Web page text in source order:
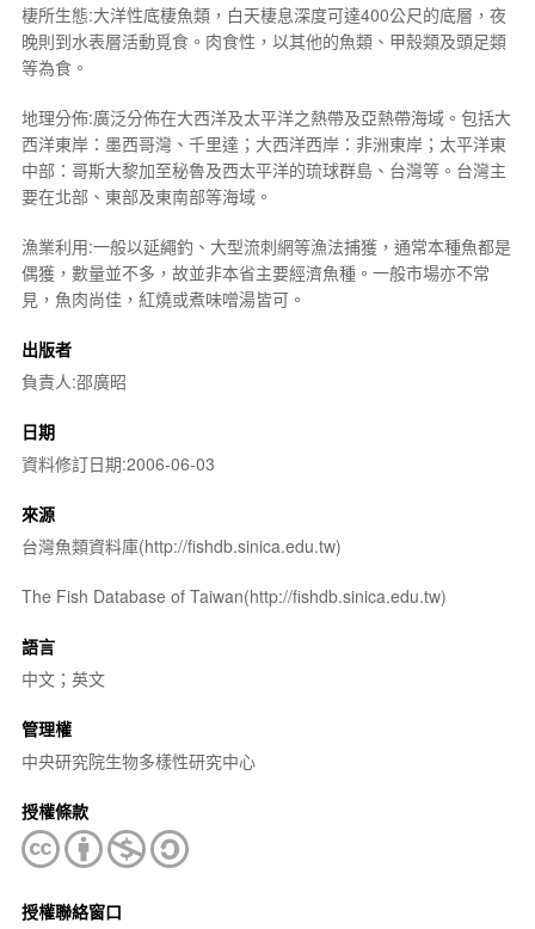
棲所生態:大洋性底棲魚類，白天棲息深度可達400公尺的底層，夜
晚則到水表層活動覓食。肉食性，以其他的魚類、甲殼類及頭足類
等為食。
地理分佈:廣泛分佈在大西洋及太平洋之熱帶及亞熱帶海域。包括大
西洋東岸：墨西哥灣、千里達；大西洋西岸：非洲東岸；太平洋東
中部：哥斯大黎加至秘魯及西太平洋的琉球群島、台灣等。台灣主
要在北部、東部及東南部等海域。
漁業利用:一般以延繩釣、大型流刺網等漁法捕獲，通常本種魚都是
偶獲，數量並不多，故並非本省主要經濟魚種。一般市場亦不常
見，魚肉尚佳，紅燒或煮味噌湯皆可。
出版者
負責人:邵廣昭
日期
資料修訂日期:2006-06-03
來源
台灣魚類資料庫(http://fishdb.sinica.edu.tw)
The Fish Database of Taiwan(http://fishdb.sinica.edu.tw)
語言
中文；英文
管理權
中央研究院生物多樣性研究中心
授權條款
授權聯絡窗口